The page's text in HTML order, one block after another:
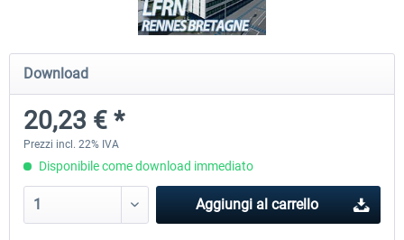
Hamburg-Finkenwerder
12,20 € *
Madeira X Evolution
Download
20,23 € *
Prezzi incl. 22% IVA
Disponibile come download immediato
Aggiungi al carrello